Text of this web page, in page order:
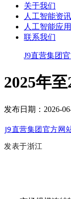
关于我们
人工智能资讯
人工智能应用
联系我们
J9直营集团
2025年
发布日期：2026-
J9直营集团官方网
发表于浙江